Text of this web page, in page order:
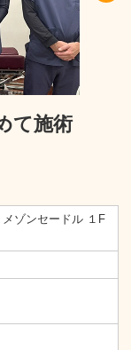
て施術
ゾンセードル １F